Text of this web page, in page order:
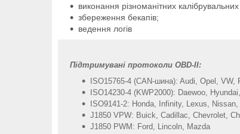
виконання різноманітних
збереження бекапів;
ведення логів
Підтримувані протоколи OBD-II:
ISO15765-4 (CAN-шина): Audi, Opel,
ISO14230-4 (KWP2000): Daewoo,
ISO9141-2: Honda, Infinity, Lexus,
J1850 VPW: Buick, Cadillac, Chevrolet,
J1850 PWM: Ford, Lincoln, Mazda